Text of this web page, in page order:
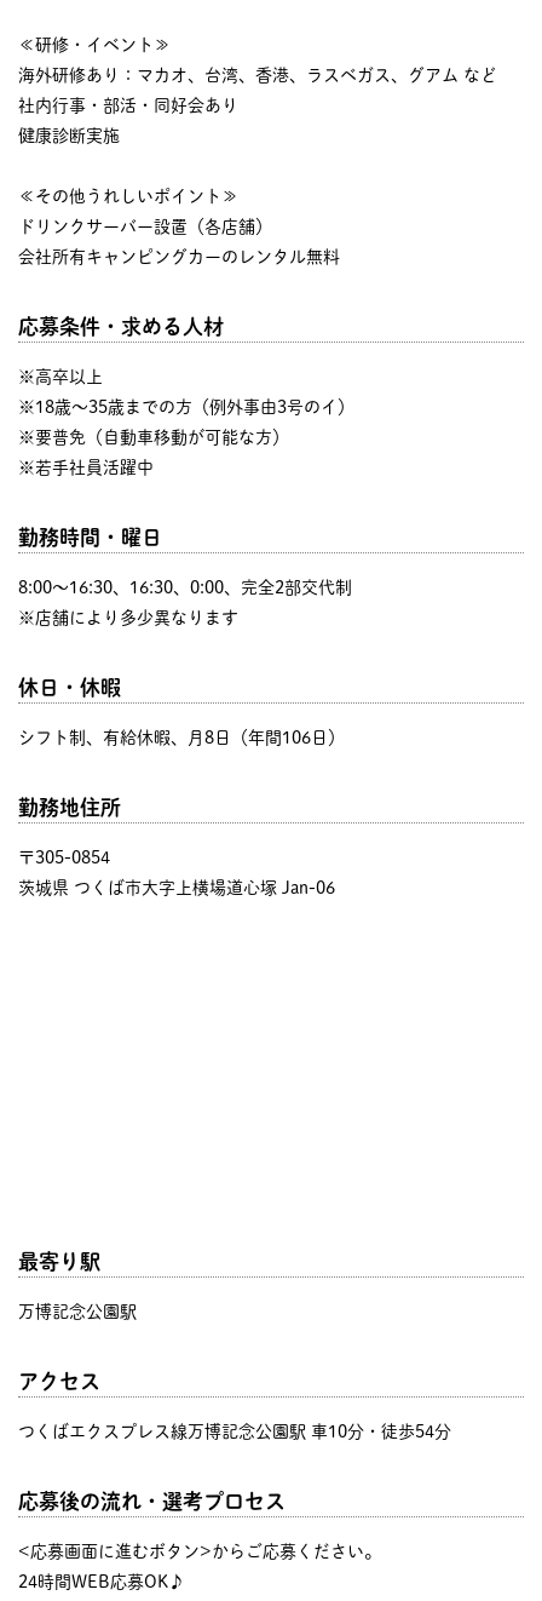
≪研修・イベント≫
海外研修あり：マカオ、台湾、香港、ラスベガス、グアム など
社内行事・部活・同好会あり
健康診断実施
≪その他うれしいポイント≫
ドリンクサーバー設置（各店舗）
会社所有キャンピングカーのレンタル無料
応募条件・求める人材
※高卒以上
※18歳～35歳までの方（例外事由3号のイ）
※要普免（自動車移動が可能な方）
※若手社員活躍中
勤務時間・曜日
8:00〜16:30、16:30、0:00、完全2部交代制
※店舗により多少異なります
休日・休暇
シフト制、有給休暇、月8日（年間106日）
勤務地住所
〒305-0854
茨城県 つくば市大字上横場道心塚 Jan-06
最寄り駅
万博記念公園駅
アクセス
つくばエクスプレス線万博記念公園駅 車10分・徒歩54分
応募後の流れ・選考プロセス
<応募画面に進むボタン>からご応募ください。
24時間WEB応募OK♪